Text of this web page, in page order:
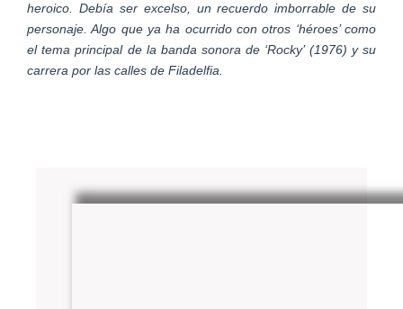
heroico. Debía ser excelso, un recuerdo imborrable de su
personaje. Algo que ya ha ocurrido con otros ‘héroes’ como
el tema principal de la banda sonora de ‘Rocky’ (1976) y su
carrera por las calles de Filadelfia.